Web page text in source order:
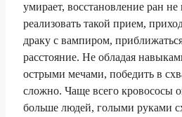
умирает, восстановление ран
реализовать такой прием,
драку с вампиром,
расстояние. Не обладая
острыми мечами, победить в
сложно. Чаще всего кровососы
больше людей, голыми руками